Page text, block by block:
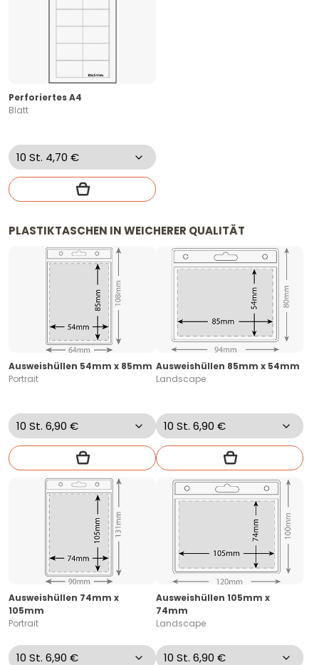
Perforiertes A4
Blatt
PLASTIKTASCHEN IN WEICHERER QUALITÄT
Ausweishüllen 54mm x 85mm
Portrait
Ausweishüllen 85mm x 54mm
Landscape
Ausweishüllen 74mm x
105mm
Portrait
Ausweishüllen 105mm x
74mm
Landscape